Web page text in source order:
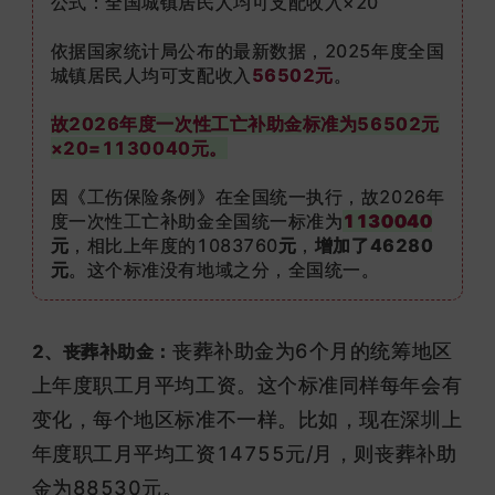
依据国家统计局公布的最新数据，2025年度全国
城镇居民人均可支配收入 56502元。
故2026年度一次性工亡补助金标准为56502元
×20=1130040元。
因《工伤保险条例》在全国统一执行，故2026年
度一次性工亡补助金全国统一标准为1130040
元 ，相比上年度的1083760元 ， 增加了46280
元。这个标准没有地域之分，全国统一。
2、丧葬补助金：丧葬补助金为6个月的统筹地区
上年度职工月平均工资。这个标准同样每年会有
变化，每个地区标准不一样。比如，现在深圳上
年度职工月平均工资14755元/月，则丧葬补助
金为88530元。